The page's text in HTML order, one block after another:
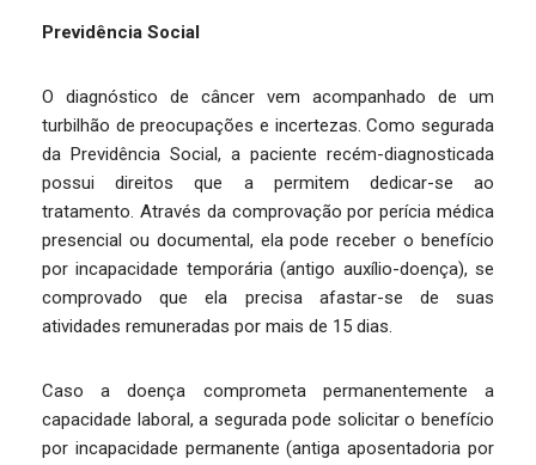
Previdência Social
O diagnóstico de câncer vem acompanhado de um
turbilhão de preocupações e incertezas. Como segurada
da Previdência Social, a paciente recém-diagnosticada
possui direitos que a permitem dedicar-se ao
tratamento. Através da comprovação por perícia médica
presencial ou documental, ela pode receber o benefício
por incapacidade temporária (antigo auxílio-doença), se
comprovado que ela precisa afastar-se de suas
atividades remuneradas por mais de 15 dias.
Caso a doença comprometa permanentemente a
capacidade laboral, a segurada pode solicitar o benefício
por incapacidade permanente (antiga aposentadoria por